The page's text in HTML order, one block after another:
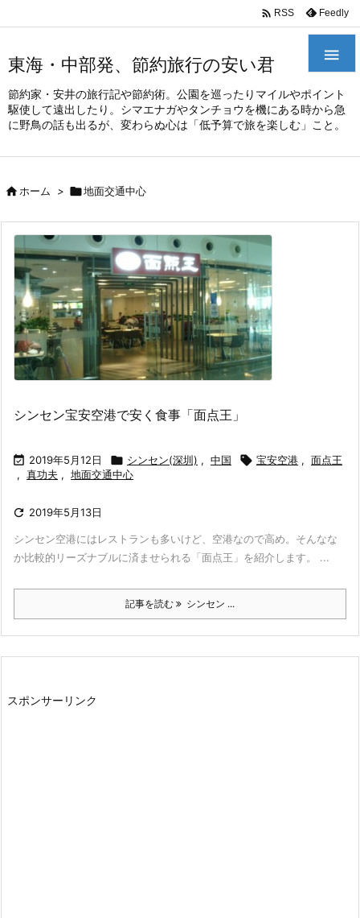
東海・中部発、節約旅行の安い君
節約家・安井の旅行記や節約術。公園を巡ったりマイルやポイント
駆使して遠出したり。シマエナガやタンチョウを機にある時から急
に野鳥の話も出るが、変わらぬ心は「低予算で旅を楽しむ」こと。

 RSS Feedly
ホーム > 地面交通中心
シンセン宝安空港で安く食事「面点王」
 2019年5月12日  シンセン(深圳) , 中国  宝安空港 , 面点王
, 真功夫 , 地面交通中心
 2019年5月13日
シンセン空港にはレストランも多いけど、空港なので高め。そんなな
か比較的リーズナブルに済ませられる「面点王」を紹介します。 ...
記事を読む シンセン ...
スポンサーリンク